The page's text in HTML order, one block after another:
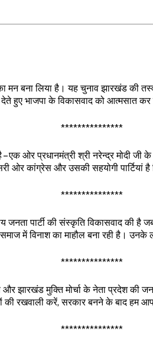
मन बना लिया है। यह चुनाव झारखंड की
देते हुए भाजपा के विकासवाद को आत्मसात
***************
एक ओर प्रधानमंत्री श्री नरेन्द्र मोदी जी के
ओर कांग्रेस और उसकी सहयोगी पार्टियां है
***************
जनता पार्टी की संस्कृति विकासवाद
में विनाश का माहौल बना रही है।
***************
झारखंड मुक्ति मोर्चा के नेता प्रदेश की
रखवाली करें, सरकार बनने के बाद हम
***************